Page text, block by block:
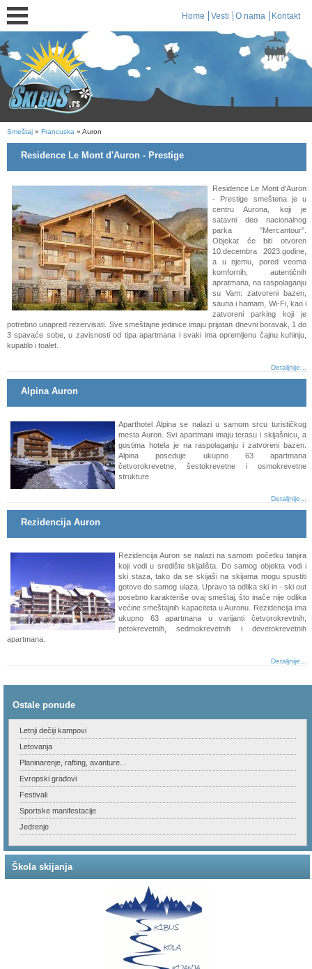
Home Vesti O nama Kontakt
Smeštaj » Francuska » Auron
Residence Le Mont d'Auron - Prestige
Residence Le Mont d'Auron
- Prestige smeštena je u
centru Aurona, koji je
satavni deo nacionalnog
parka ''Mercantour''.
Objekat će biti otvoren
10.decembra 2023.godine,
a u njemu, pored veoma
komfornih, autentičnih
apratmana, na raspolaganju
su Vam: zatvoreni bazen,
sauna i hamam, Wi-Fi, kao i
zatvoreni parking koji je
potrebno unapred rezervisati. Sve smeštajne jedinice imaju prijatan dnevni boravak, 1 do
3 spavaće sobe, u zavisnosti od tipa apartmana i svaki ima opremljenu čajnu kuhinju,
kupatilo i toalet.
Detaljnije...
Alpina Auron
Aparthotel Alpina se nalazi u samom srcu turističkog
mesta Auron. Svi apartmani imaju terasu i skijašnicu, a
gostima hotela je na raspolaganju i zatvoreni bazen.
Alpina poseduje ukupno 63 apartmana
četvorokrevetne, šestokrevetne i osmokrevetne
strukture.
Detaljnije...
Rezidencija Auron
Rezidencija Auron se nalazi na samom početku tanjira
koji vodi u središte skijališta. Do samog objekta vodi i
ski staza, tako da se skijaši na skijama mogu spustiti
gotovo do samog ulaza. Upravo ta odlika ski in - ski out
posebno karakteriše ovaj smeštaj, što inače nije odlika
većine smeštajnih kapaciteta u Auronu. Rezidencija ima
ukupno 63 apartmana u varijanti četvorokrevtnih,
petokrevetnih, sedmokrevetnih i devetokrevetnih
apartmana.
Detaljnije...
Ostale ponude
Letnji dečiji kampovi
Letovanja
Planinarenje, rafting, avanture...
Evropski gradovi
Festivali
Sportske manifestacije
Jedrenje
Škola skijanja